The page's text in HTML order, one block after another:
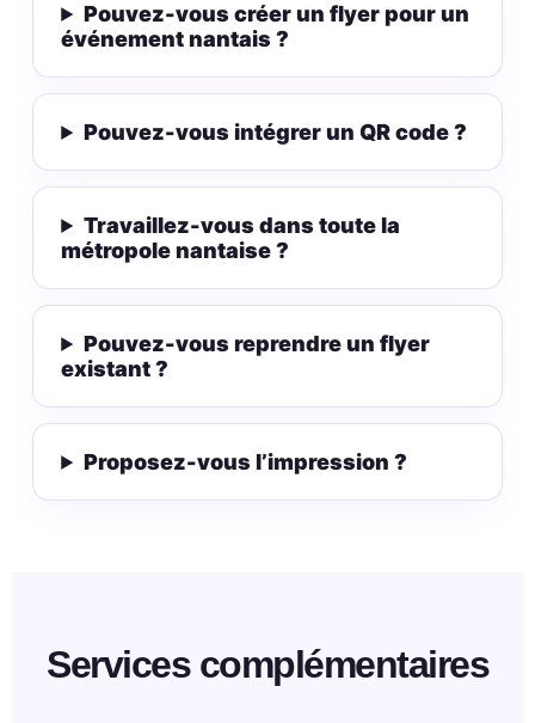
Pouvez-vous créer un flyer pour un
événement nantais ?
Pouvez-vous intégrer un QR code ?
Travaillez-vous dans toute la
métropole nantaise ?
Pouvez-vous reprendre un flyer
existant ?
Proposez-vous l’impression ?
Services complémentaires